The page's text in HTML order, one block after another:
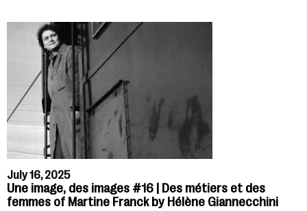
July 16, 2025
Une image, des images #16 | Des métiers et des
femmes of Martine Franck by Hélène Giannecchini